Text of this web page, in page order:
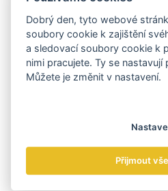
Stručně řečeno, sociální podnik
zvládat ekonomická rizika. A jak
strategie naší firmy se zaměřuje
Aby když jedno odvětví nebude
byli schopni nahradit případný výkyv
CNC soustruhy Okuma a dva
9001:2015 a jsme prověřeným
průmysl; vyrábíme podle
Dobrý den, tyto webové
soubory cookie k zajištění
a sledovací soubory cookie k
nimi pracujete. Ty se nastavují
Můžete je změnit v nastavení.
Přijmout